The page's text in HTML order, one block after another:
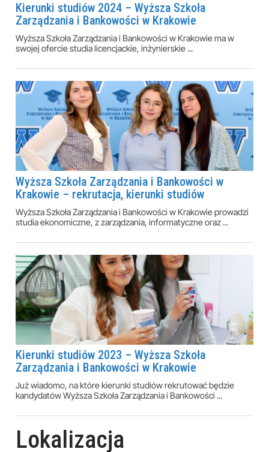
Kierunki studiów 2024 – Wyższa Szkoła
Zarządzania i Bankowości w Krakowie
Wyższa Szkoła Zarządzania i Bankowości w Krakowie ma w
swojej ofercie studia licencjackie, inżynierskie ...
Wyższa Szkoła Zarządzania i Bankowości w
Krakowie – rekrutacja, kierunki studiów
Wyższa Szkoła Zarządzania i Bankowości w Krakowie prowadzi
studia ekonomiczne, z zarządzania, informatyczne oraz ...
Kierunki studiów 2023 – Wyższa Szkoła
Zarządzania i Bankowości w Krakowie
Już wiadomo, na które kierunki studiów rekrutować będzie
kandydatów Wyższa Szkoła Zarządzania i Bankowości ...
Lokalizacja